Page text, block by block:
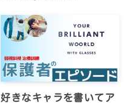
好きなキャラを書いてア